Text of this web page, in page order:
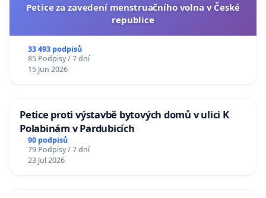
Petice za zavedení menstruačního volna v České
republice
33 493 podpisů
85 Podpisy / 7 dní
15 Jun 2026
Petice proti výstavbě bytových domů v ulici K
Polabinám v Pardubicích
90 podpisů
79 Podpisy / 7 dní
23 Jul 2026